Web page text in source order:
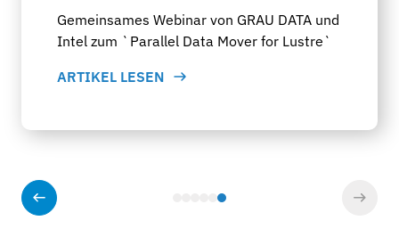
Gemeinsames Webinar von GRAU DATA und
Intel zum `Parallel Data Mover for Lustre`
ARTIKEL LESEN